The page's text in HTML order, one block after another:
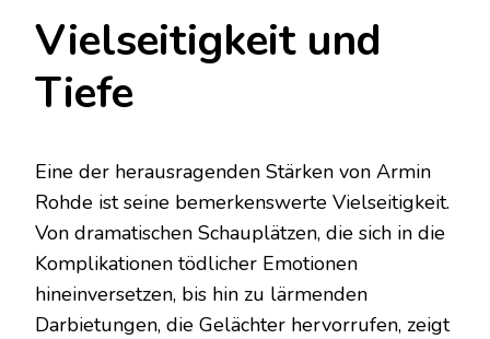
Vielseitigkeit und
Tiefe
Eine der herausragenden Stärken von Armin
Rohde ist seine bemerkenswerte Vielseitigkeit.
Von dramatischen Schauplätzen, die sich in die
Komplikationen tödlicher Emotionen
hineinversetzen, bis hin zu lärmenden
Darbietungen, die Gelächter hervorrufen, zeigt